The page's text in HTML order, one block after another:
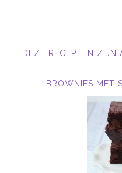
DEZE RECEPTEN ZIJN
BROWNIES MET